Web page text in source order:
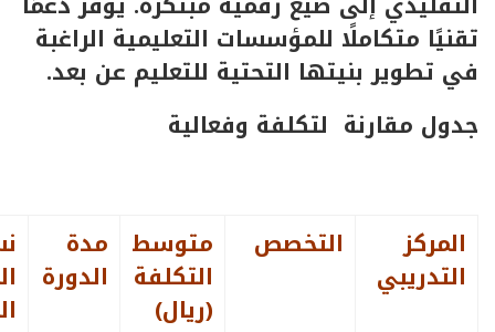
تقنيًا متكاملًا للمؤسسات التعليمية الراغبة
في تطوير بنيتها التحتية للتعليم عن بعد.
جدول مقارنة لتكلفة وفعالية
المركز
التدريبي
التخصص متوسط
التكلفة
(ريال)
مدة
الدورة